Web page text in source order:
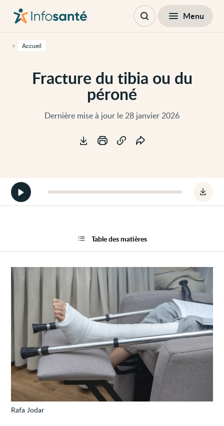
contenu
cette
navigationFracture du tibia ou du
péroné
Dernière mise à jour le 28 janvier 2026
Accueil
principale
Ouvrir Menu
le
ou
Démarrer
la
version
Rafa Jodar
Table des matières
Table des matières Fermer